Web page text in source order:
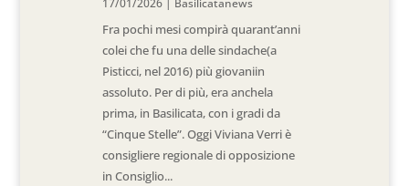
17/01/2026 | Basilicatanews
Fra pochi mesi compirà quarant’anni
colei che fu una delle sindache(a
Pisticci, nel 2016) più giovaniin
assoluto. Per di più, era anchela
prima, in Basilicata, con i gradi da
“Cinque Stelle”. Oggi Viviana Verri è
consigliere regionale di opposizione
in Consiglio...